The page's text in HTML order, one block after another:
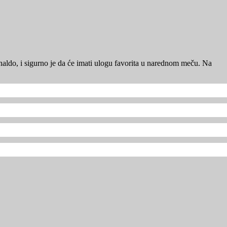
i sigurno je da će imati ulogu favorita u narednom meču. Na